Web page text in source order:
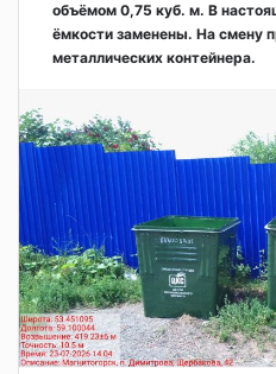
объёмом 0,75 куб. м. В
ёмкости заменены. На смену
металлических контейнера.